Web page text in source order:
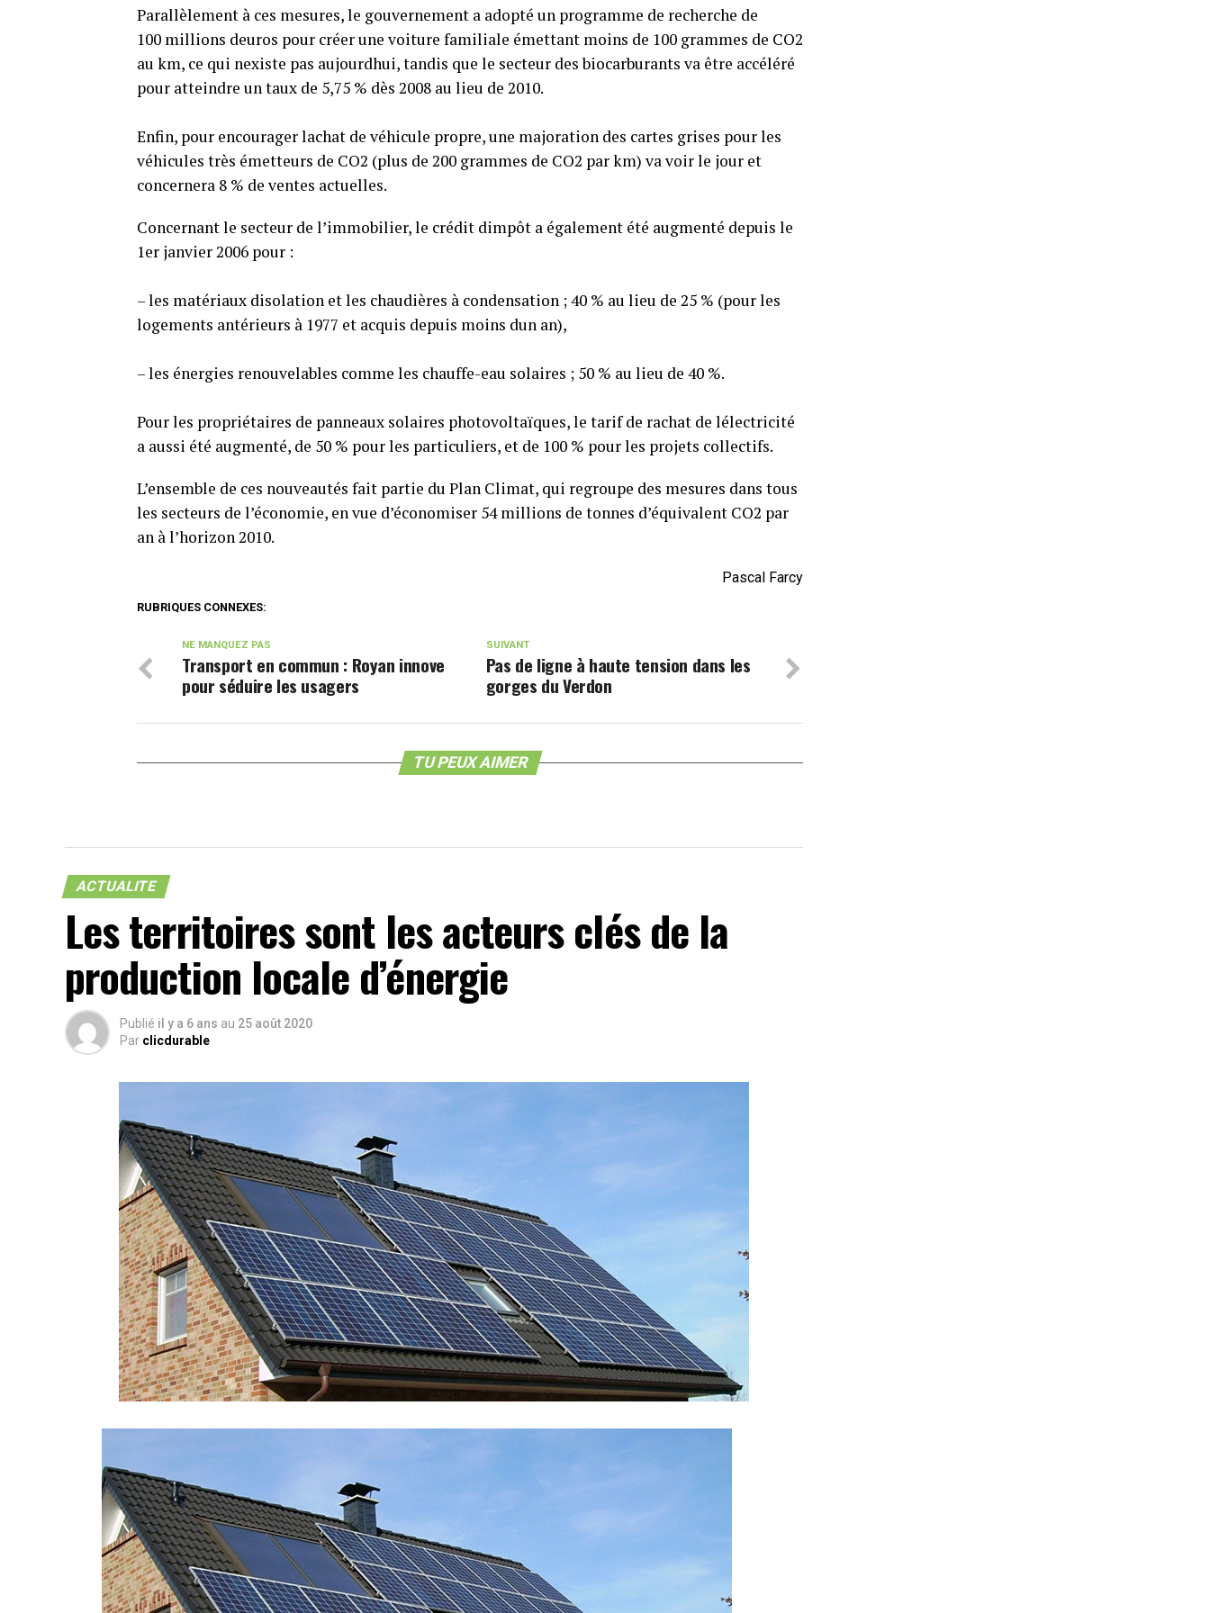
Parallèlement à ces mesures, le gouvernement a adopté un programme de recherche de
100 millions deuros pour créer une voiture familiale émettant moins de 100 grammes de CO2
au km, ce qui nexiste pas aujourdhui, tandis que le secteur des biocarburants va être accéléré
pour atteindre un taux de 5,75 % dès 2008 au lieu de 2010.
Enfin, pour encourager lachat de véhicule propre, une majoration des cartes grises pour les
véhicules très émetteurs de CO2 (plus de 200 grammes de CO2 par km) va voir le jour et
concernera 8 % de ventes actuelles.
Concernant le secteur de l’immobilier, le crédit dimpôt a également été augmenté depuis le
1er janvier 2006 pour :
– les matériaux disolation et les chaudières à condensation ; 40 % au lieu de 25 % (pour les
logements antérieurs à 1977 et acquis depuis moins dun an),
– les énergies renouvelables comme les chauffe-eau solaires ; 50 % au lieu de 40 %.
Pour les propriétaires de panneaux solaires photovoltaïques, le tarif de rachat de lélectricité
a aussi été augmenté, de 50 % pour les particuliers, et de 100 % pour les projets collectifs.
L’ensemble de ces nouveautés fait partie du Plan Climat, qui regroupe des mesures dans tous
les secteurs de l’économie, en vue d’économiser 54 millions de tonnes d’équivalent CO2 par
an à l’horizon 2010.
Pascal Farcy
RUBRIQUES CONNEXES:
SUIVANT
Pas de ligne à haute tension dans les
gorges du Verdon
NE MANQUEZ PAS
Transport en commun : Royan innove
pour séduire les usagers
TU PEUX AIMER
ACTUALITE
Les territoires sont les acteurs clés de la
production locale d’énergie
Publié il y a 6 ans au 25 août 2020
Par clicdurable